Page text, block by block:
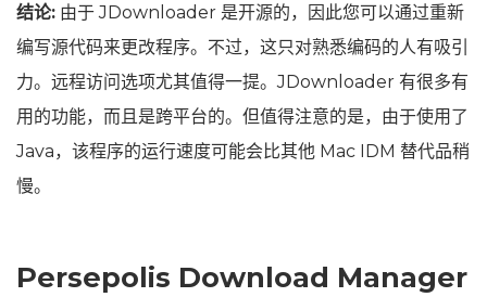
结论: 由于 JDownloader 是开源的，因此您可以通过重新
编写源代码来更改程序。不过，这只对熟悉编码的人有吸引
力。远程访问选项尤其值得一提。JDownloader 有很多有
用的功能，而且是跨平台的。但值得注意的是，由于使用了
Java，该程序的运行速度可能会比其他 Mac IDM 替代品稍
慢。
Persepolis Download Manager